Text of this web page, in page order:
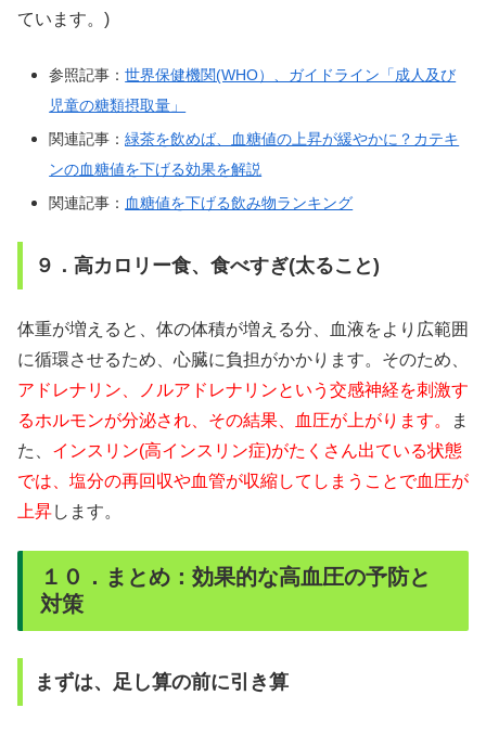
ています。)
参照記事：世界保健機関(WHO）、ガイドライン「成人及び
児童の糖類摂取量」
関連記事：緑茶を飲めば、血糖値の上昇が緩やかに？カテキ
ンの血糖値を下げる効果を解説
関連記事： 血糖値を下げる飲み物ランキング
９．高カロリー食、食べすぎ(太ること)
体重が増えると、体の体積が増える分、血液をより広範囲
に循環させるため、心臓に負担がかかります。そのため、
アドレナリン、ノルアドレナリンという交感神経を刺激す
るホルモンが分泌され、その結果、血圧が上がります。
ま
た、 インスリン(高インスリン症)がたくさん出ている状態
では、塩分の再回収や血管が収縮してしまうことで血圧が
上昇します。
１０．まとめ：効果的な高血圧の予防と
対策
まずは、足し算の前に引き算